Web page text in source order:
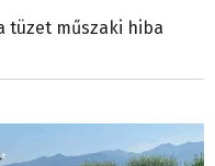
tüzet műszaki hiba